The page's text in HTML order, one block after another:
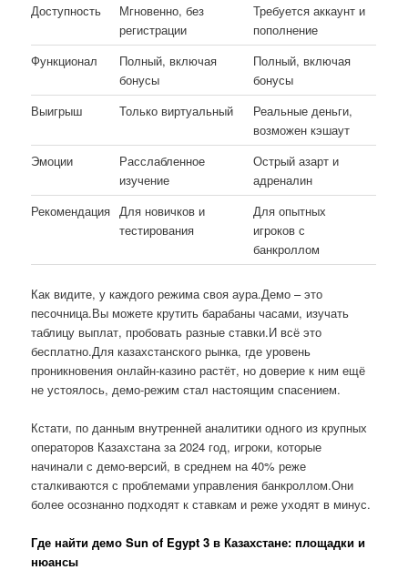
Доступность
Мгновенно, без
регистрации
Требуется аккаунт и
пополнение
Функционал
Полный, включая
бонусы
Полный, включая
бонусы
Выигрыш
Только виртуальный
Реальные деньги,
возможен кэшаут
Эмоции
Расслабленное
изучение
Острый азарт и
адреналин
Рекомендация Для новичков и
тестирования
Для опытных
игроков с
банкроллом
Как видите, у каждого режима своя аура.Демо – это
песочница.Вы можете крутить барабаны часами, изучать
таблицу выплат, пробовать разные ставки.И всё это
бесплатно.Для казахстанского рынка, где уровень
проникновения онлайн-казино растёт, но доверие к ним ещё
не устоялось, демо-режим стал настоящим спасением.
Кстати, по данным внутренней аналитики одного из крупных
операторов Казахстана за 2024 год, игроки, которые
начинали с демо-версий, в среднем на 40% реже
сталкиваются с проблемами управления банкроллом.Они
более осознанно подходят к ставкам и реже уходят в минус.
Где найти демо Sun of Egypt 3 в Казахстане: площадки и
нюансы